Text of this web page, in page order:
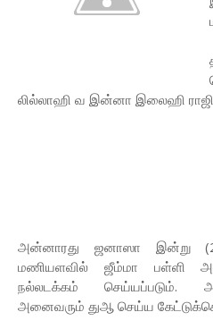
லில்லாஹி வ இன்னா இலைஹி
அன்னாரது ஜனாஸா இன்று
மணியளவில் ஜீம்மா பள்ளி
நல்லடக்கம் செய்யப்படும்.
அனைவ‌ரும் துஆ செய்ய